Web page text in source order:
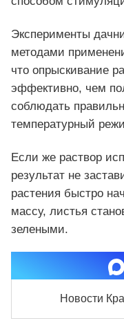
Эксперименты
методами
что опрыскивание
эффективно, чем
соблюдать
температурный
Если же раствор
результат не
растения быстро
массу, листья
зелеными.
Новости